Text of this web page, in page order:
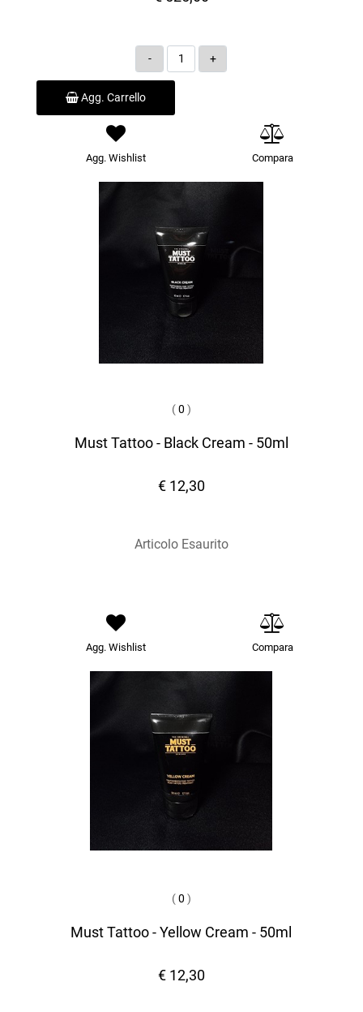
Quantità
Agg. Carrello
Agg. Wishlist Compara
(0 )
Must Tattoo - Black Cream - 50ml
€ 12,30
Articolo Esaurito
Agg. Wishlist Compara
(0 )
Must Tattoo - Yellow Cream - 50ml
€ 12,30